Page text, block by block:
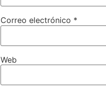
Correo electrónico *
Web